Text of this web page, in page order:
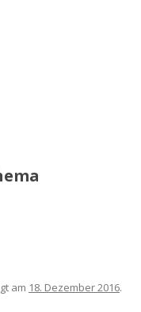
am 18. Dezember 2016.